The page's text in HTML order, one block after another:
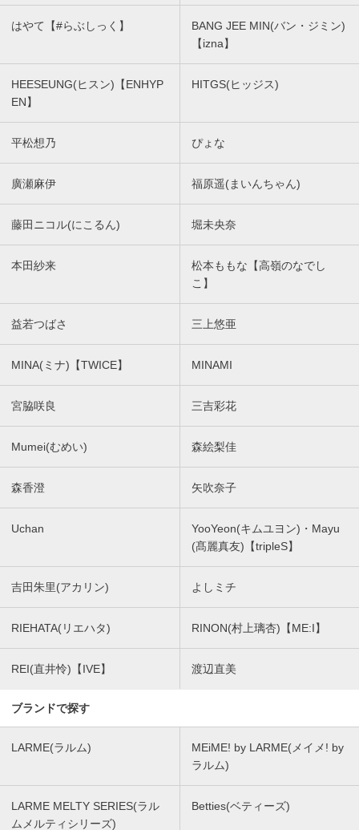
はやて【#らぶしっく】
BANG JEE MIN(バン・ジミン)
【izna】
HEESEUNG(ヒスン)【ENHYP
EN】
HITGS(ヒッジス)
平松想乃 ぴょな
廣瀬麻伊 福原遥(まいんちゃん)
藤田ニコル(にこるん) 堀未央奈
本田紗来
松本ももな【高嶺のなでし
こ】
益若つばさ 三上悠亜
MINA(ミナ)【TWICE】 MINAMI
宮脇咲良 三吉彩花
Mumei(むめい) 森絵梨佳
森香澄 矢吹奈子
Uchan
YooYeon(キムユヨン)・Mayu
(髙麗真友)【tripleS】
吉田朱里(アカリン) よしミチ
RIEHATA(リエハタ) RINON(村上璃杏)【ME:I】
REI(直井怜)【IVE】 渡辺直美
ブランドで探す
LARME(ラルム)
MEiME! by LARME(メイメ! by
ラルム)
LARME MELTY SERIES(ラル
ムメルティシリーズ)
Betties(ベティーズ)